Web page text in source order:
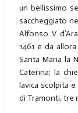
un bellissimo
saccheggiato
Alfonso V
1461 e da
Santa Maria la
Caterina; la
lavica scolpita
di Tramonti, tre